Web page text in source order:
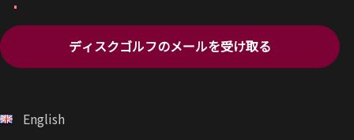
ディスクゴルフのメールを受け取る
English